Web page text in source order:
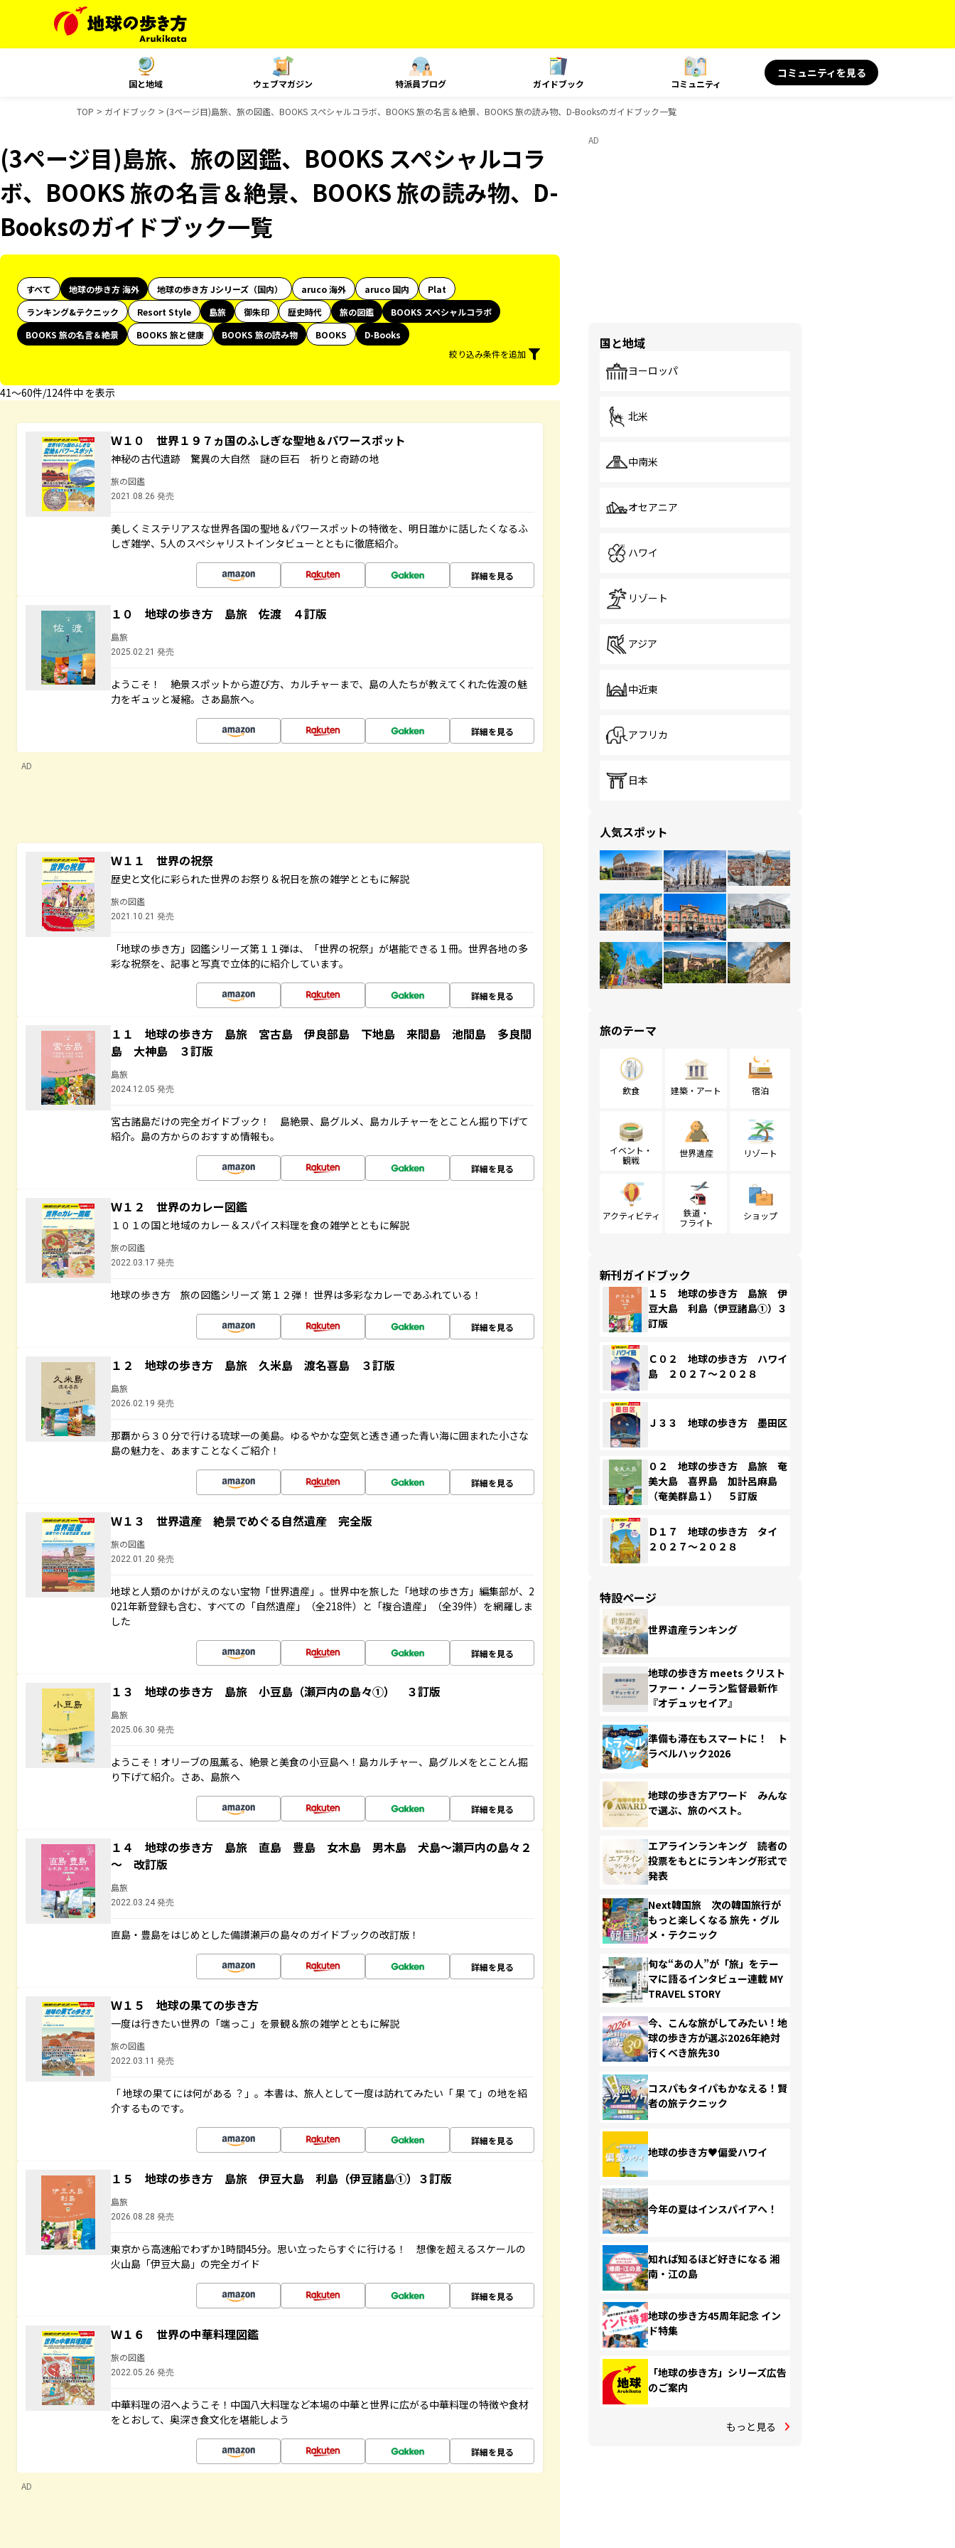
国と地域 ウェブマガジン 特派員ブログ ガイドブック コミュニティ
コミュニティを見る
TOP ガイドブック (3ページ目)島旅、旅の図鑑、BOOKS スペシャルコラボ、BOOKS 旅の名言＆絶景、BOOKS 旅の読み物、D-Booksのガイドブック一覧
(3ページ目)島旅、旅の図鑑、BOOKS スペシャルコラ
ボ、BOOKS 旅の名言＆絶景、BOOKS 旅の読み物、D-
Booksのガイドブック一覧
すべて 地球の歩き方 海外 地球の歩き方 Jシリーズ（国内） aruco 海外 aruco 国内
Plat
ランキング&テクニック
Resort Style 島旅 御朱印 歴史時代 旅の図鑑
BOOKS スペシャルコラボ
BOOKS 旅の名言＆絶景
BOOKS 旅と健康 BOOKS 旅の読み物 BOOKS
D-Books
絞り込み条件を追加
41〜60件/124件中 を表示
Ｗ１０ 世界１９７ヵ国のふしぎな聖地＆パワースポット
神秘の古代遺跡 驚異の大自然 謎の巨石 祈りと奇跡の地
旅の図鑑
2021.08.26 発売
美しくミステリアスな世界各国の聖地＆パワースポットの特徴を、明日誰かに話したくなるふ
しぎ雑学、5人のスペシャリストインタビューとともに徹底紹介。
詳細を見る
１０ 地球の歩き方 島旅 佐渡 ４訂版
島旅
2025.02.21 発売
ようこそ！ 絶景スポットから遊び方、カルチャーまで、島の人たちが教えてくれた佐渡の魅
力をギュッと凝縮。さあ島旅へ。
詳細を見る
AD
Ｗ１１ 世界の祝祭
歴史と文化に彩られた世界のお祭り＆祝日を旅の雑学とともに解説
旅の図鑑
2021.10.21 発売
「地球の歩き方」図鑑シリーズ第１１弾は、「世界の祝祭」が堪能できる１冊。世界各地の多
彩な祝祭を、記事と写真で立体的に紹介しています。
詳細を見る
１１ 地球の歩き方 島旅 宮古島 伊良部島 下地島 来間島 池間島 多良間
島 大神島 ３訂版
島旅
2024.12.05 発売
宮古諸島だけの完全ガイドブック！ 島絶景、島グルメ、島カルチャーをとことん掘り下げて
紹介。島の方からのおすすめ情報も。
詳細を見る
Ｗ１２ 世界のカレー図鑑
１０１の国と地域のカレー＆スパイス料理を食の雑学とともに解説
旅の図鑑
2022.03.17 発売
地球の歩き方 旅の図鑑シリーズ 第１２弾！ 世界は多彩なカレーであふれている！
詳細を見る
１２ 地球の歩き方 島旅 久米島 渡名喜島 ３訂版
島旅
2026.02.19 発売
那覇から３０分で行ける琉球一の美島。ゆるやかな空気と透き通った青い海に囲まれた小さな
島の魅力を、あますことなくご紹介！
詳細を見る
Ｗ１３ 世界遺産 絶景でめぐる自然遺産 完全版
旅の図鑑
2022.01.20 発売
地球と人類のかけがえのない宝物「世界遺産」。世界中を旅した「地球の歩き方」編集部が、2
021年新登録も含む、すべての「自然遺産」（全218件）と「複合遺産」（全39件）を網羅しま
した
詳細を見る
１３ 地球の歩き方 島旅 小豆島（瀬戸内の島々①） ３訂版
島旅
2025.06.30 発売
ようこそ！オリーブの風薫る、絶景と美食の小豆島へ！島カルチャー、島グルメをとことん掘
り下げて紹介。さあ、島旅へ
詳細を見る
１４ 地球の歩き方 島旅 直島 豊島 女木島 男木島 犬島～瀬戸内の島々２
～ 改訂版
島旅
2022.03.24 発売
直島・豊島をはじめとした備讃瀬戸の島々のガイドブックの改訂版！
詳細を見る
Ｗ１５ 地球の果ての歩き方
一度は行きたい世界の「端っこ」を景観＆旅の雑学とともに解説
旅の図鑑
2022.03.11 発売
「 地球の果てには何がある ？」。本書は、旅人として一度は訪れてみたい「 果 て」の地を紹
介するものです。
詳細を見る
１５ 地球の歩き方 島旅 伊豆大島 利島（伊豆諸島①）３訂版
島旅
2026.08.28 発売
東京から高速船でわずか1時間45分。思い立ったらすぐに行ける！ 想像を超えるスケールの
火山島「伊豆大島」の完全ガイド
詳細を見る
Ｗ１６ 世界の中華料理図鑑
旅の図鑑
2022.05.26 発売
中華料理の沼へようこそ！中国八大料理など本場の中華と世界に広がる中華料理の特徴や食材
をとおして、奥深き食文化を堪能しよう
詳細を見る
AD
AD
国と地域
ヨーロッパ
北米
中南米
オセアニア
ハワイ
リゾート
アジア
中近東
アフリカ
日本
人気スポット
旅のテーマ
飲食 建築・アート 宿泊
イベント・
観戦
世界遺産 リゾート
アクティビティ
鉄道・
フライト
ショップ
新刊ガイドブック
１５ 地球の歩き方 島旅 伊
豆大島 利島（伊豆諸島①）３
訂版
Ｃ０２ 地球の歩き方 ハワイ
島 ２０２７～２０２８
Ｊ３３ 地球の歩き方 墨田区
０２ 地球の歩き方 島旅 奄
美大島 喜界島 加計呂麻島
（奄美群島１） ５訂版
Ｄ１７ 地球の歩き方 タイ
２０２７～２０２８
特設ページ
世界遺産ランキング
地球の歩き方 meets クリスト
ファー・ノーラン監督最新作
『オデュッセイア』
準備も滞在もスマートに！ ト
ラベルハック2026
地球の歩き方アワード みんな
で選ぶ、旅のベスト。
エアラインランキング 読者の
投票をもとにランキング形式で
発表
Next韓国旅 次の韓国旅行が
もっと楽しくなる 旅先・グル
メ・テクニック
旬な“あの人”が「旅」をテー
マに語るインタビュー連載 MY
TRAVEL STORY
今、こんな旅がしてみたい！地
球の歩き方が選ぶ2026年絶対
行くべき旅先30
コスパもタイパもかなえる！賢
者の旅テクニック
地球の歩き方♥偏愛ハワイ
今年の夏はインスパイアへ！
知れば知るほど好きになる 湘
南・江の島
地球の歩き方45周年記念 イン
ド特集
「地球の歩き方」シリーズ広告
のご案内
もっと見る